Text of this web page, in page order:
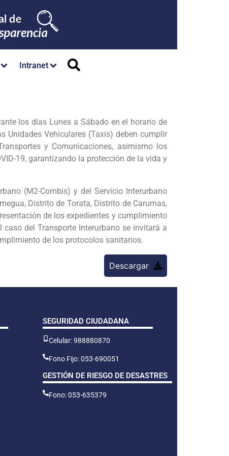
Intranet
los días Lunes a Sábado en el horario de
Unidades Vehiculares (Taxis) deben cumplir
y Comunicaciones, asimismo los
19, garantizando la protección de la vida y
(M2-Combis) y del Servicio Interurbano
Distrito de Torata, Distrito de Carumas,
de los expedientes y cumplimiento
del Transporte Interurbano se invitará a
de los protocolos sanitarios.
Descargar
SEGURIDAD CIUDADANA
Celular: 988880870
Fono Fijo: 053-690051
GESTIÓN DE RIESGO DE DESASTRES
Fono: 053-635379